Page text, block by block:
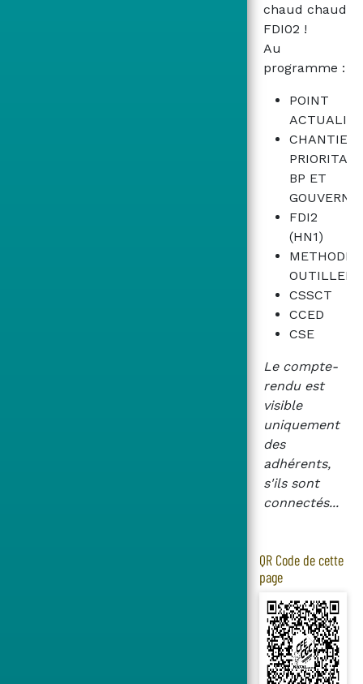
chaud chaud
FDI02 !
Au
programme :
POINT
CHANTIER
BP ET
FDI2
(HN1)
METHODE
OUTILLEE
CSSCT
CCED
CSE
Le compte-
rendu est
visible
uniquement
des
adhérents,
s'ils sont
connectés...
QR Code de cette
page